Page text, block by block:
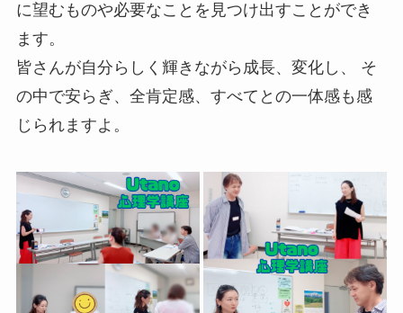
に望むものや必要なことを見つけ出すことができ
ます。
皆さんが自分らしく輝きながら成長、変化し、 そ
の中で安らぎ、全肯定感、すべてとの一体感も感
じられますよ。